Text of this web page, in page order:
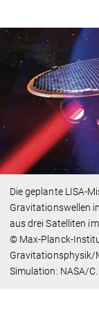
Die geplante LISA-
Gravitationswellen
aus drei Satelliten
© Max-Planck-
Gravitationsphysik/
Simulation: NASA/